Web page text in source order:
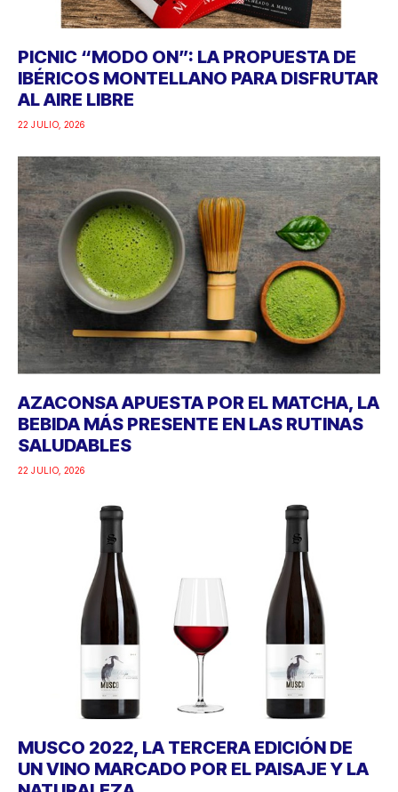
PICNIC “MODO ON”: LA PROPUESTA DE
IBÉRICOS MONTELLANO PARA DISFRUTAR
AL AIRE LIBRE
22 JULIO, 2026
AZACONSA APUESTA POR EL MATCHA, LA
BEBIDA MÁS PRESENTE EN LAS RUTINAS
SALUDABLES
22 JULIO, 2026
MUSCO 2022, LA TERCERA EDICIÓN DE
UN VINO MARCADO POR EL PAISAJE Y LA